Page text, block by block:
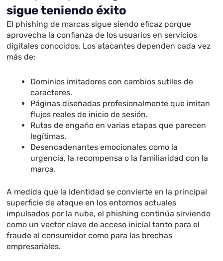
sigue teniendo éxito
El phishing de marcas sigue siendo eficaz porque
aprovecha la confianza de los usuarios en servicios
digitales conocidos. Los atacantes dependen cada vez
más de:
Dominios imitadores con cambios sutiles de
caracteres.
Páginas diseñadas profesionalmente que imitan
flujos reales de inicio de sesión.
Rutas de engaño en varias etapas que parecen
legítimas.
Desencadenantes emocionales como la
urgencia, la recompensa o la familiaridad con la
marca.
A medida que la identidad se convierte en la principal
superficie de ataque en los entornos actuales
impulsados por la nube, el phishing continúa sirviendo
como un vector clave de acceso inicial tanto para el
fraude al consumidor como para las brechas
empresariales.